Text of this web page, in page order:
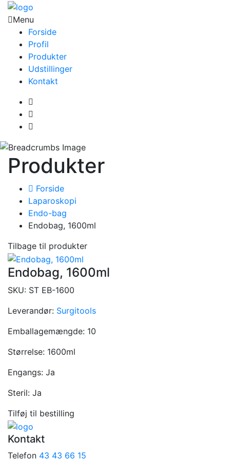
Menu
Forside
Profil
Produkter
Udstillinger
Kontakt
Produkter
Forside
Laparoskopi
Endo-bag
Endobag, 1600ml
Tilbage til produkter
Endobag, 1600ml
SKU: ST EB-1600
Leverandør: Surgitools
Emballagemængde: 10
Størrelse: 1600ml
Engangs: Ja
Steril: Ja
Tilføj til bestilling
Kontakt
Telefon 43 43 66 15